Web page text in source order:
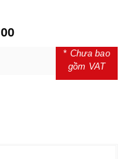
* Chưa bao
gồm VAT